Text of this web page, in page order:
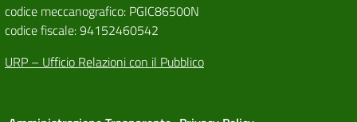
codice meccanografico: PGIC86500N
codice fiscale: 94152460542
URP – Ufficio Relazioni con il Pubblico